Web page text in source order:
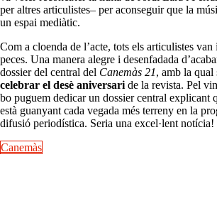
per altres articulistes– per aconseguir que la
un espai mediàtic.
Com a cloenda de l’acte, tots els articulistes
peces. Una manera alegre i desenfadada
dossier del central del Canemàs 21, amb la qual
celebrar el desè aniversaride la revista. Pel
bo puguem dedicar un dossier central explicant
està guanyant cada vegada més terreny en la
difusió periodística. Seria una excel·lent notícia!
Canemàs